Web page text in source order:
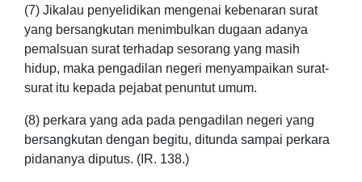
(7) Jikalau penyelidikan mengenai kebenaran surat
yang bersangkutan menimbulkan dugaan adanya
pemalsuan surat terhadap sesorang yang masih
hidup, maka pengadilan negeri menyampaikan surat-
surat itu kepada pejabat penuntut umum.
(8) perkara yang ada pada pengadilan negeri yang
bersangkutan dengan begitu, ditunda sampai perkara
pidananya diputus. (IR. 138.)